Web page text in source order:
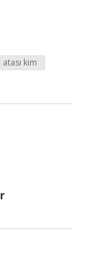
atası kim